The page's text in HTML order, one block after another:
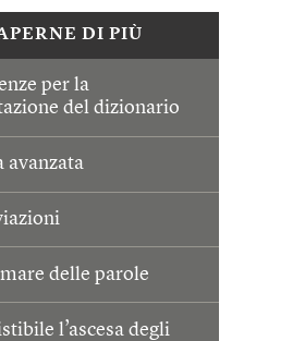
DI PIÙ
per la
del dizionario
avanzata
delle parole
l’ascesa degli